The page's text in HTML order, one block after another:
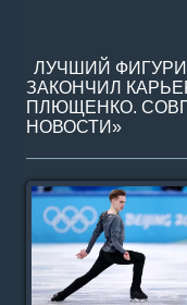
ЛУЧШИЙ
ЗАКОНЧИЛ
ПЛЮЩЕНКО.
НОВОСТИ»